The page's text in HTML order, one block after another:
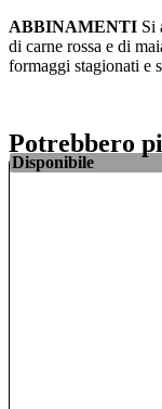
ABBINAMENTI Si
di carne rossa e di
formaggi stagionati e
Potrebbero
Disponibile